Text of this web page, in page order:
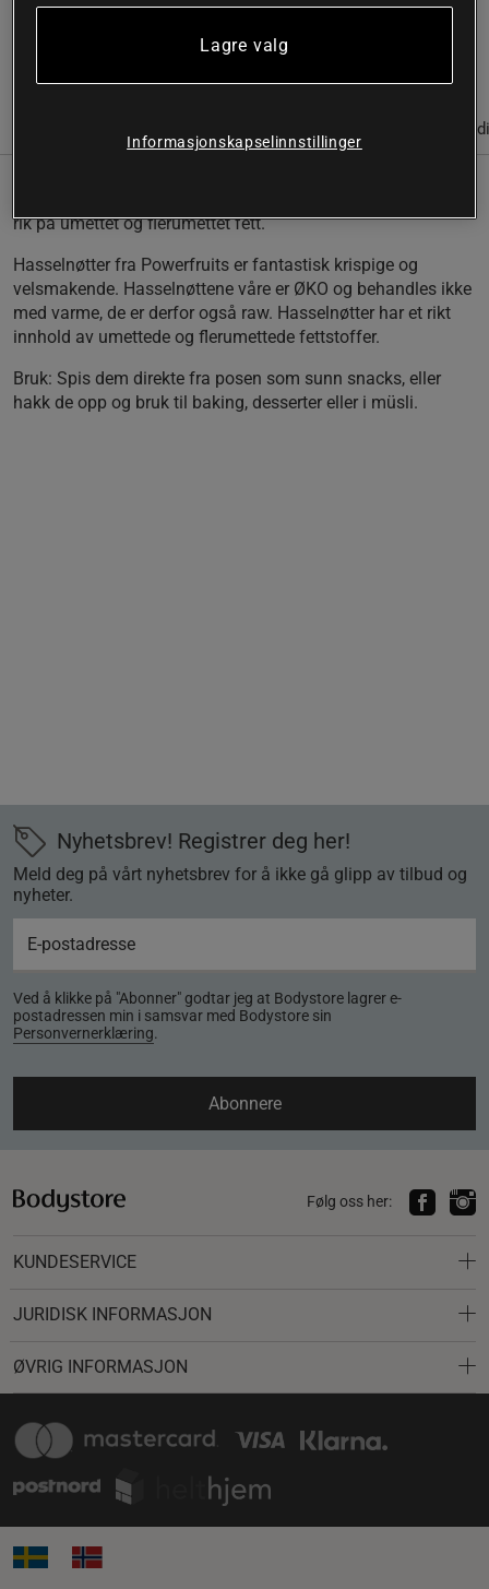
rik på umettet og flerumettet fett.
Næringsinformasjon &
rik på umettet og flerumettet fett.
Hasselnøtter fra Powerfruits er fantastisk krispige og
velsmakende. Hasselnøttene våre er ØKO og behandles ikke
med varme, de er derfor også raw. Hasselnøtter har et rikt
innhold av umettede og flerumettede fettstoffer.
Bruk: Spis dem direkte fra posen som sunn snacks, eller
hakk de opp og bruk til baking, desserter eller i müsli.
Nyhetsbrev! Registrer deg her!
Meld deg på vårt nyhetsbrev for å ikke gå glipp av tilbud og
nyheter.
Ved å klikke på "Abonner" godtar jeg at Bodystore lagrer e-
postadressen min i samsvar med Bodystore sin
Personvernerklæring.
Abonnere
Følg oss her:
KUNDESERVICE
JURIDISK INFORMASJON
ØVRIG INFORMASJON
Lagre valg
Informasjonskapselinnstillinger